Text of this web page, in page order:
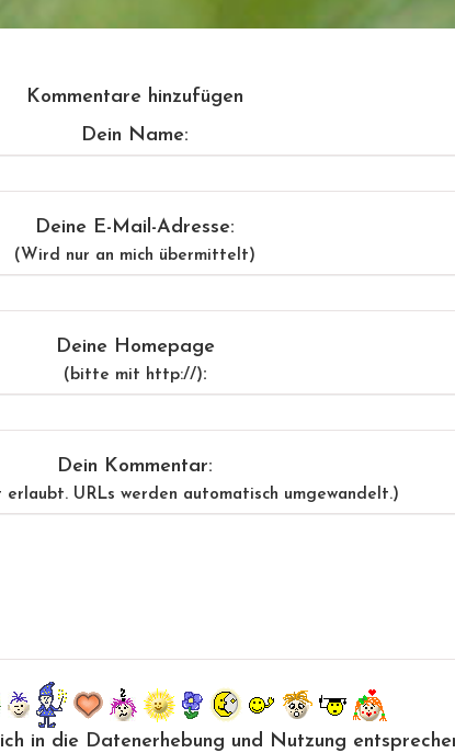
Kommentare hinzufügen
Dein Name:
Deine E-Mail-Adresse:
(Wird nur an mich übermittelt)
Deine Homepage
(bitte mit http://):
Dein Kommentar:
erlaubt. URLs werden automatisch umgewandelt.)
in die Datenerhebung und Nutzung